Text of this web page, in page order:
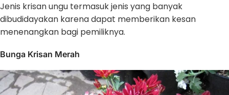
Jenis krisan ungu termasuk jenis yang banyak
dibudidayakan karena dapat memberikan kesan
menenangkan bagi pemiliknya.
Bunga Krisan Merah